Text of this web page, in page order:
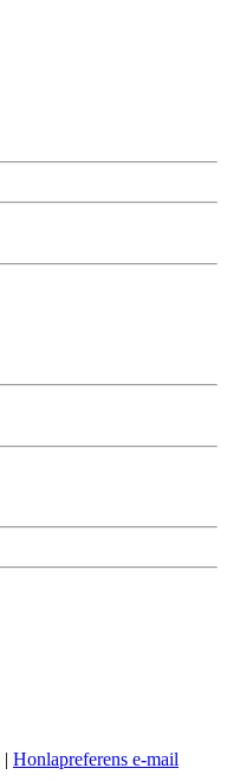
| Honlapreferens e-mail